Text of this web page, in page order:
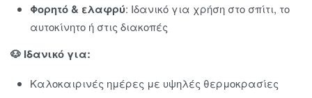
Φορητό & ελαφρύ: Ιδανικό για χρήση στο σπίτι, το
αυτοκίνητο ή στις διακοπές
🐶 Ιδανικό για:
Καλοκαιρινές ημέρες με υψηλές θερμοκρασίες